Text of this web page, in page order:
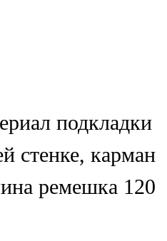
подкладки
стенке, карман
ремешка 120